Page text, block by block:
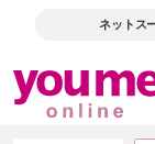
ネットス